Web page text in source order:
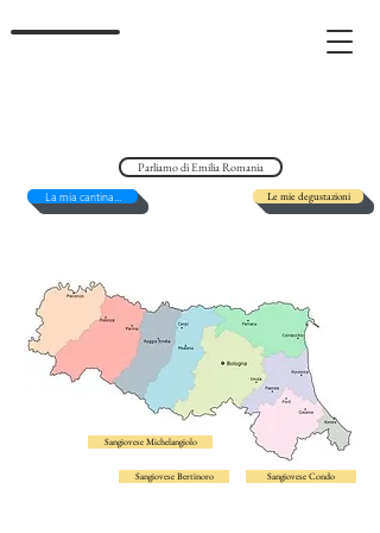
Parliamo di Emilia Romania
La mia cantina... Le mie degustazioni
Sangiovese Michelangiolo
Sangiovese Condo
Sangiovese Bertinoro